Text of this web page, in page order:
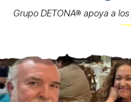
Grupo DETONA® apoya a